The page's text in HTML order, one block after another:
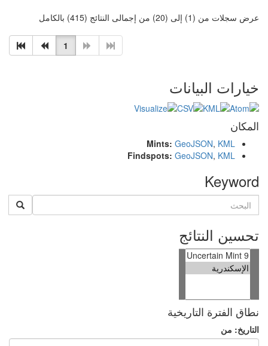
عرض سجلات من (1) إلى (20) من إجمالى النتائج (415) بالكامل
1
خيارات البيانات
المكان
Mints: GeoJSON, KML
Findspots: GeoJSON, KML
Keyword
تحسين النتائج
نطاق الفترة التاريخية
التاريخ: من